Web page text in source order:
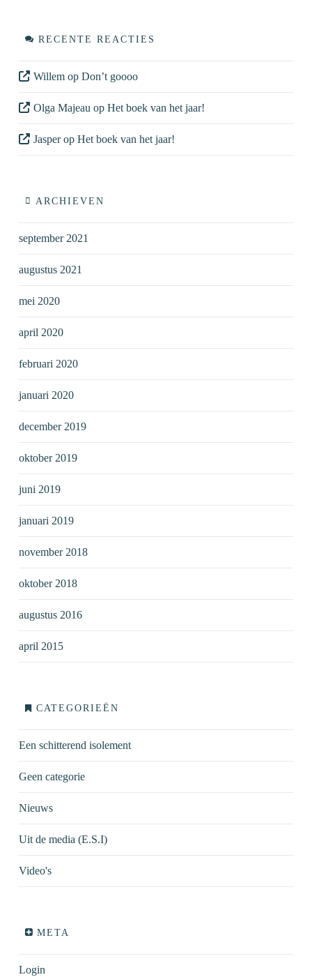
RECENTE REACTIES
Willemop Don’t goooo
Olga Majeau op Het boek van het jaar!
Jasperop Het boek van het jaar!
ARCHIEVEN
september 2021
augustus 2021
mei 2020
april 2020
februari 2020
januari 2020
december 2019
oktober 2019
juni 2019
januari 2019
november 2018
oktober 2018
augustus 2016
april 2015
CATEGORIEËN
Een schitterend isolement
Geen categorie
Nieuws
Uit de media (E.S.I)
Video's
META
Login